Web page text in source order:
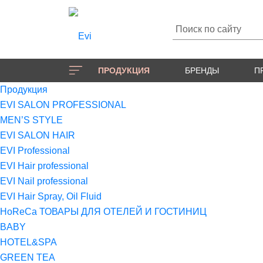
ПРОДУКЦИЯ БРЕНДЫ
Продукция
EVI SALON PROFESSIONAL
MEN’S STYLE
EVI SALON HAIR
EVI Professional
EVI Hair professional
EVI Nail professional
EVI Hair Spray, Oil Fluid
HoReCa ТОВАРЫ ДЛЯ ОТЕЛЕЙ И ГОСТИНИЦ
BABY
HOTEL&SPA
GREEN TEA